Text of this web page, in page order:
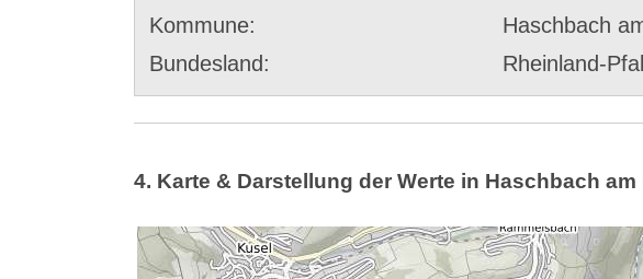
Kommune:
Haschbach
Bundesland:
Rheinland-
4. Karte & Darstellung der Werte in Haschbach